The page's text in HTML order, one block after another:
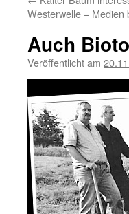
Westerwelle – Medien
Auch
Veröffentlicht am